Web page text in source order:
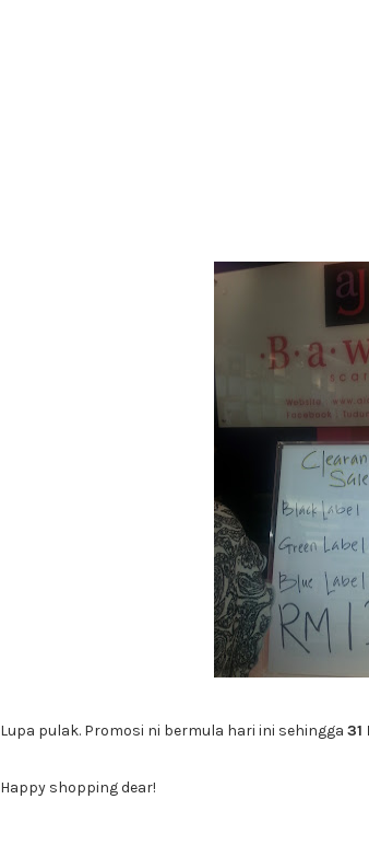
Lupa pulak. Promosi ni bermula hari ini sehingga 31
Happy shopping dear!